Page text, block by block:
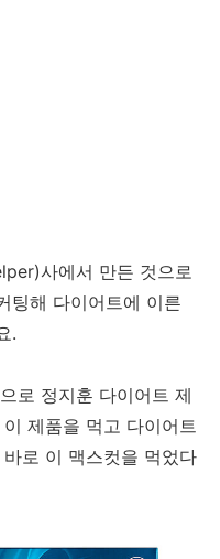
사에서 만든 것으로
팅해 다이어트에 이른
.
로 정지훈 다이어트 제
제품을 먹고 다이어트
로 이 맥스컷을 먹었다